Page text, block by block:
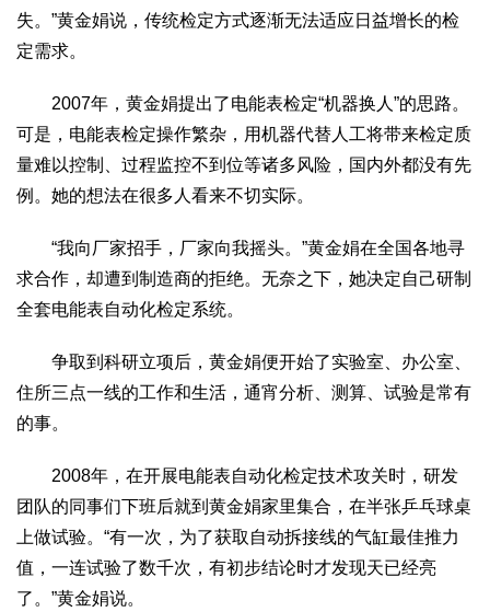
失。”黄金娟说，传统检定方式逐渐无法适应日益增长的检
定需求。
2007年，黄金娟提出了电能表检定“机器换人”的思路。
可是，电能表检定操作繁杂，用机器代替人工将带来检定质
量难以控制、过程监控不到位等诸多风险，国内外都没有先
例。她的想法在很多人看来不切实际。
“我向厂家招手，厂家向我摇头。”黄金娟在全国各地寻
求合作，却遭到制造商的拒绝。无奈之下，她决定自己研制
全套电能表自动化检定系统。
争取到科研立项后，黄金娟便开始了实验室、办公室、
住所三点一线的工作和生活，通宵分析、测算、试验是常有
的事。
2008年，在开展电能表自动化检定技术攻关时，研发
团队的同事们下班后就到黄金娟家里集合，在半张乒乓球桌
上做试验。“有一次，为了获取自动拆接线的气缸最佳推力
值，一连试验了数千次，有初步结论时才发现天已经亮
了。”黄金娟说。